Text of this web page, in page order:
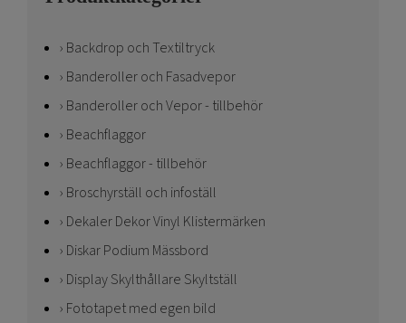
Backdrop och Textiltryck
Banderoller och Fasadvepor
Banderoller och Vepor - tillbehör
Beachflaggor
Beachflaggor - tillbehör
Broschyrställ och infoställ
Dekaler Dekor Vinyl Klistermärken
Diskar Podium Mässbord
Display Skylthållare Skyltställ
Fototapet med egen bild